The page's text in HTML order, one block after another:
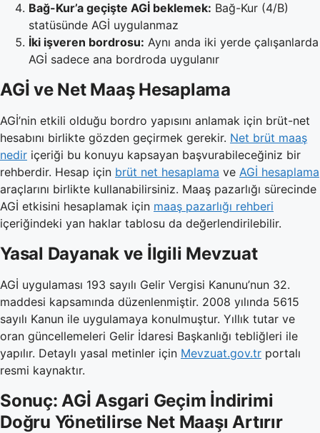
Bağ-Kur’a geçişte AGİ beklemek: Bağ-Kur (4/B)
statüsünde AGİ uygulanmaz
İki işveren bordrosu: Aynı anda iki yerde çalışanlarda
AGİ sadece ana bordroda uygulanır
AGİ ve Net Maaş Hesaplama
AGİ’nin etkili olduğu bordro yapısını anlamak için brüt-net
hesabını birlikte gözden geçirmek gerekir. Net brüt maaş
nedir içeriği bu konuyu kapsayan başvurabileceğiniz bir
rehberdir. Hesap için brüt net hesaplama ve AGİ hesaplama
araçlarını birlikte kullanabilirsiniz. Maaş pazarlığı sürecinde
AGİ etkisini hesaplamak için maaş pazarlığı rehberi
içeriğindeki yan haklar tablosu da değerlendirilebilir.
Yasal Dayanak ve İlgili Mevzuat
AGİ uygulaması 193 sayılı Gelir Vergisi Kanunu’nun 32.
maddesi kapsamında düzenlenmiştir. 2008 yılında 5615
sayılı Kanun ile uygulamaya konulmuştur. Yıllık tutar ve
oran güncellemeleri Gelir İdaresi Başkanlığı tebliğleri ile
yapılır. Detaylı yasal metinler için Mevzuat.gov.tr portalı
resmi kaynaktır.
Sonuç: AGİ Asgari Geçim İndirimi
Doğru Yönetilirse Net Maaşı Artırır